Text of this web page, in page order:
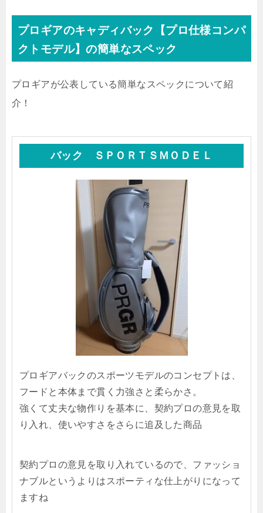
プロギアのキャディバック【プロ仕様コンパ
クトモデル】の簡単なスペック
プロギアが公表している簡単なスペックについて紹
介！
バック ＳＰＯＲＴＳＭＯＤＥＬ
プロギアバックのスポーツモデルのコンセプトは、
フードと本体まで貫く力強さと柔らかさ。
強くて丈夫な物作りを基本に、契約プロの意見を取
り入れ、使いやすさをさらに追及した商品
契約プロの意見を取り入れているので、ファッショ
ナブルというよりはスポーティな仕上がりになって
ますね